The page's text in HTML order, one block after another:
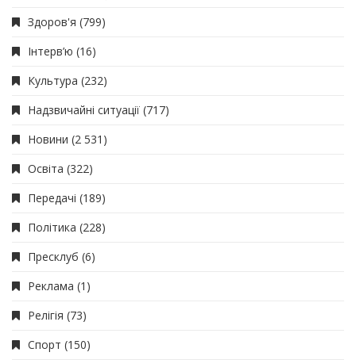
Здоров'я (799)
Інтерв’ю (16)
Культура (232)
Надзвичайні ситуації (717)
Новини (2 531)
Освіта (322)
Передачі (189)
Політика (228)
Пресклуб (6)
Реклама (1)
Релігія (73)
Спорт (150)